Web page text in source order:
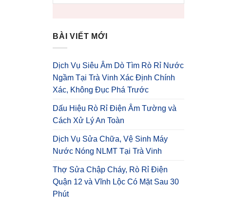
BÀI VIẾT MỚI
Dịch Vụ Siêu Âm Dò Tìm Rò Rỉ Nước
Ngầm Tại Trà Vinh Xác Định Chính
Xác, Không Đục Phá Trước
Dấu Hiệu Rò Rỉ Điện Âm Tường và
Cách Xử Lý An Toàn
Dịch Vụ Sửa Chữa, Vệ Sinh Máy
Nước Nóng NLMT Tại Trà Vinh
Thợ Sửa Chập Cháy, Rò Rỉ Điện
Quận 12 và Vĩnh Lộc Có Mặt Sau 30
Phút